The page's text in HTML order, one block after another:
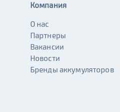
Компания
О нас
Партнеры
Вакансии
Новости
Бренды аккумуляторов